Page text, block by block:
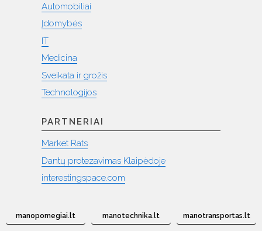
Automobiliai
Įdomybės
IT
Medicina
Sveikata ir grožis
Technologijos
PARTNERIAI
Market Rats
Dantų protezavimas Klaipėdoje
interestingspace.com
manopomegiai.lt manotechnika.lt manotransportas.lt